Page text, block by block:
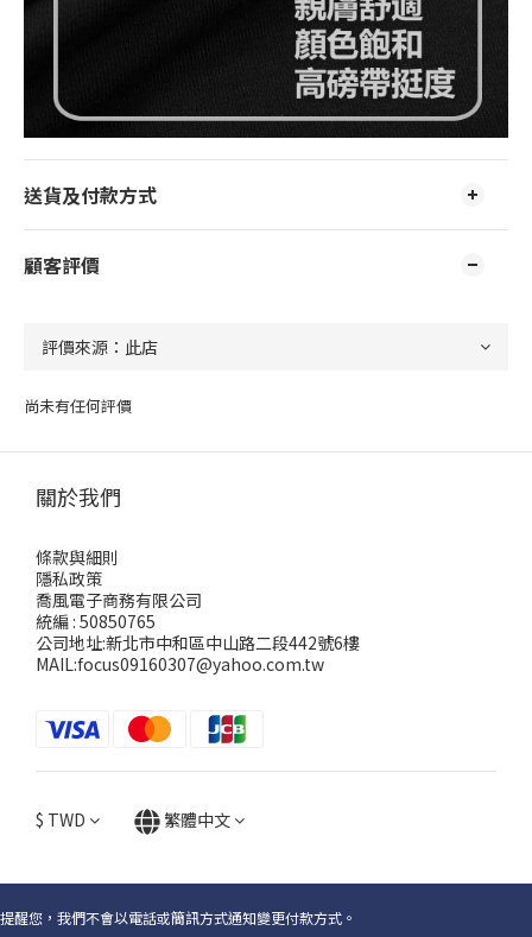
送貨及付款方式
顧客評價
尚未有任何評價
關於我們
條款與細則
隱私政策
喬風電子商務有限公司
統編 : 50850765
公司地址:新北市中和區中山路二段442號6樓
MAIL:focus09160307@yahoo.com.tw
$ TWD 繁體中文
提醒您，我們不會以電話或簡訊方式通知變更付款方式。